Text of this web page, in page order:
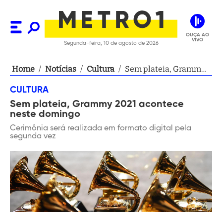
Segunda-feira, 10 de agosto de 2026
OUÇA AO
VIVO
Home / Notícias / Cultura / Sem plateia, Grammy
CULTURA
Sem plateia, Grammy 2021 acontece
neste domingo
Cerimônia será realizada em formato digital pela
segunda vez